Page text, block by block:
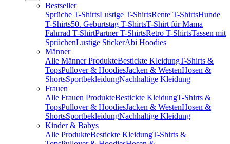
Bestseller
Sprüche T-ShirtsLustige T-ShirtsRente T-ShirtsHunde
T-Shirts50. Geburtstag T-ShirtsT-Shirt für Mama
Fahrrad T-ShirtPartner T-ShirtsRetro T-ShirtsTassen mit
SprüchenLustige StickerAbi Hoodies
Männer
Alle Männer ProdukteBestickte KleidungT-Shirts &
TopsPullover & HoodiesJacken & WestenHosen &
ShortsSportbekleidungNachhaltige Kleidung
Frauen
Alle Frauen ProdukteBestickte KleidungT-Shirts &
TopsPullover & HoodiesJacken & WestenHosen &
ShortsSportbekleidungNachhaltige Kleidung
Kinder & Babys
Alle ProdukteBestickte KleidungT-Shirts &